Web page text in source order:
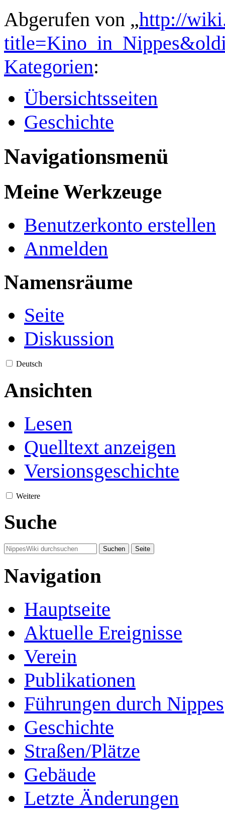
Abgerufen von „http://
Kategorien:
Übersichtsseiten
Geschichte
Navigationsmenü
Meine Werkzeuge
Benutzerkonto erstellen
Anmelden
Namensräume
Seite
Diskussion
Deutsch
Ansichten
Lesen
Quelltext anzeigen
Versionsgeschichte
Weitere
Suche
Navigation
Hauptseite
Aktuelle Ereignisse
Verein
Publikationen
Führungen durch Nippes
Geschichte
Straßen/Plätze
Gebäude
Letzte Änderungen